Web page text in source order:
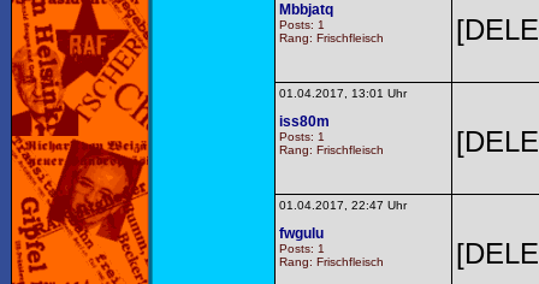
Mbbjatq
Posts: 1
Rang: Frischfleisch
01.04.2017, 13:01 Uhr
iss80m
Posts: 1
Rang: Frischfleisch
01.04.2017, 22:47 Uhr
fwgulu
Posts: 1
Rang: Frischfleisch